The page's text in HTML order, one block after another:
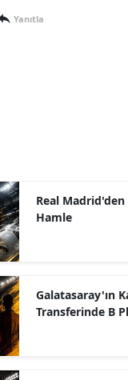
Yanıtla
Real
Hamle
Galatasaray'ın
Transferinde B